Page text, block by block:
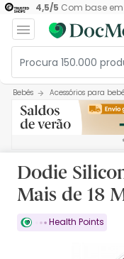
4,5/5 Com base em
Bebés Acessórios para
Dodie
Mais de 18
Health Points